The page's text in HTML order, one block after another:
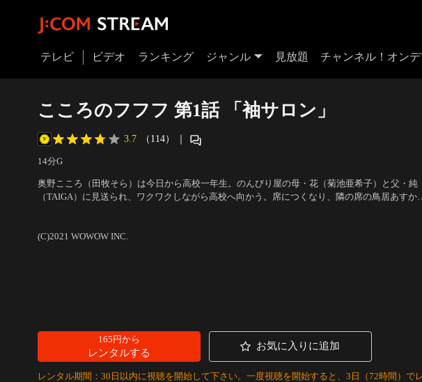
テレビ ビデオ ランキング ジャンル 見放題 チャンネル！オン
こころのフフフ 第1話 「袖サロン」
3.7 （114） ｜
14分G
奥野こころ（田牧そら）は今日から高校一年生。のんびり屋の母・花（菊池亜希子）と父・純
（TAIGA）に見送られ、ワクワクしながら高校へ向かう。席につくなり、隣の席の鳥居あすか
(C)2021 WOWOW INC.
165円から
レンタルする
お気に入りに追加
レンタル期間：30日以内に視聴を開始して下さい。一度視聴を開始すると、3日（72時間）で